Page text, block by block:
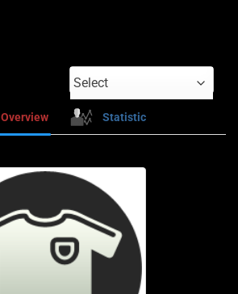
Select
Overview Statistic